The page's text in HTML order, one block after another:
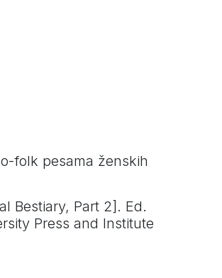
folk pesama ženskih
Bestiary, Part 2]. Ed.
Press and Institute